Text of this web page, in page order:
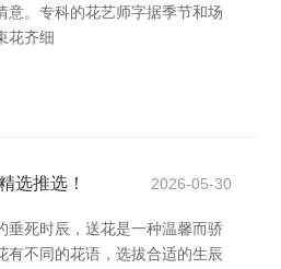
意。专科的花艺师字据季节和场
花齐细
选推选！ 2026-05-30
垂死时辰，送花是一种温馨而骄
有不同的花语，选拔合适的生辰